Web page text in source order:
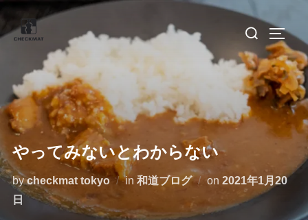
やってみないとわからない
bycheckmat tokyo in 和道ブログ on 2021年1月20
日